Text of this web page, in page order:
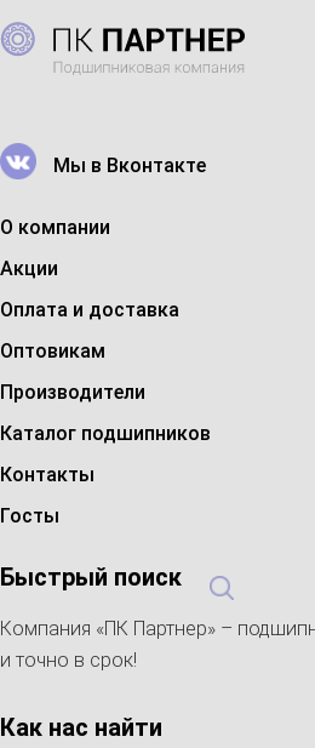
Мы в Вконтакте
О компании
Акции
Оплата и доставка
Оптовикам
Производители
Каталог подшипников
Контакты
Госты
Быстрый поиск
Компания «ПК Партнер» –
и точно в срок!
Как нас найти